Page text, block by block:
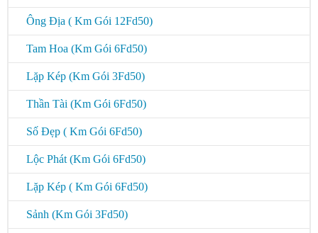
Ông Địa ( Km Gói 12Fd50)
Tam Hoa (Km Gói 6Fd50)
Lặp Kép (Km Gói 3Fd50)
Thần Tài (Km Gói 6Fd50)
Số Đẹp ( Km Gói 6Fd50)
Lộc Phát (Km Gói 6Fd50)
Lặp Kép ( Km Gói 6Fd50)
Sảnh (Km Gói 3Fd50)